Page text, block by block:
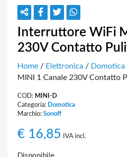
Interruttore WiFi
230V Contatto
Home / Elettronica / Domotica
MINI 1 Canale 230V Contatto
COD: MINI-D
Categoria: Domotica
Marchio: Sonoff
€ 16,85 IVA incl.